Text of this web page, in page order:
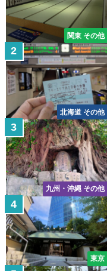
関東 その他
北海道 その他
九州・沖縄 その他
東京